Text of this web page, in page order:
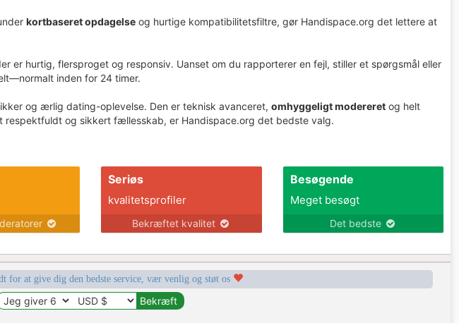
kortbaseret opdagelse og hurtige kompatibilitetsfiltre, gør Handispace.org det lettere at
er hurtig, flersproget og responsiv. Uanset om du rapporterer en fejl, stiller et spørgsmål eller
inden for 24 timer.
og ærlig dating-oplevelse. Den er teknisk avanceret, omhyggeligt modereret og helt
respektfuldt og sikkert fællesskab, er Handispace.org det bedste valg.
Seriøs
kvalitetsprofiler
Bekræftet kvalitet
Besøgende
Meget besøgt
Det bedste
for at give dig den bedste service, vær venlig og støt os